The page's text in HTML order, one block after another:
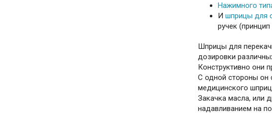
Нажимного
И шприцы для
ручек
Шприцы для
дозировки
Конструктивно они
С одной стороны он
медицинского
Закачка масла, или
надавливанием на